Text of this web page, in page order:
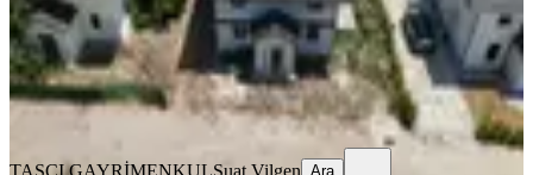
14.890.000 ₺
TAŞCI GAYRİMENKULSuat Vilgen
TAŞCI GAYRİMENKULSuat Vilgen Ara